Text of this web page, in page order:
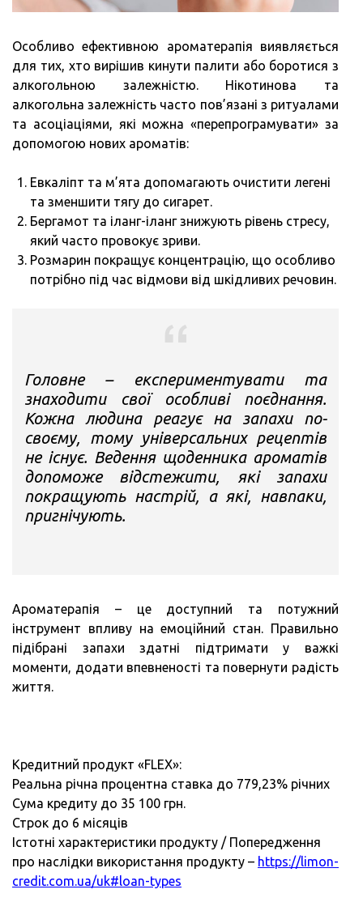
Особливо ефективною ароматерапія виявляється
для тих, хто вирішив кинути палити або боротися з
алкогольною залежністю. Нікотинова та
алкогольна залежність часто пов’язані з ритуалами
та асоціаціями, які можна «перепрограмувати» за
допомогою нових ароматів:
Евкаліпт та м’ята допомагають очистити легені
та зменшити тягу до сигарет.
Бергамот та іланг-іланг знижують рівень стресу,
який часто провокує зриви.
Розмарин покращує концентрацію, що особливо
потрібно під час відмови від шкідливих речовин.
Головне – експериментувати та
знаходити свої особливі поєднання.
Кожна людина реагує на запахи по-
своєму, тому універсальних рецептів
не існує. Ведення щоденника ароматів
допоможе відстежити, які запахи
покращують настрій, а які, навпаки,
пригнічують.
Ароматерапія – це доступний та потужний
інструмент впливу на емоційний стан. Правильно
підібрані запахи здатні підтримати у важкі
моменти, додати впевненості та повернути радість
життя.
Кредитний продукт «FLEX»:
Реальна річна процентна ставка до 779,23% річних
Сума кредиту до 35 100 грн.
Строк до 6 місяців
Істотні характеристики продукту / Попередження
про наслідки використання продукту – https://limon-
credit.com.ua/uk#loan-types